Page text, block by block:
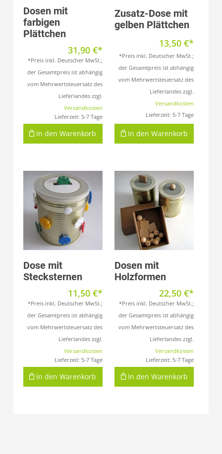
Produkt anzeigen
Dosen mit
farbigen
Plättchen
In den Warenkorb
31,90 €
*Preis inkl. Deutscher MwSt.;
der Gesamtpreis ist abhängig
vom Mehrwertsteuersatz des
Lieferlandes zzgl.
Versandkosten
Lieferzeit: 5-7 Tage
Zusatz-Dose mit
gelben Plättchen
In den Warenkorb
13,50 €
*Preis inkl. Deutscher MwSt.;
der Gesamtpreis ist abhängig
vom Mehrwertsteuersatz des
Lieferlandes zzgl.
Versandkosten
Lieferzeit: 5-7 Tage
Produkt anzeigen
Dose mit
Stecksternen
In den Warenkorb
11,50 €
*Preis inkl. Deutscher MwSt.;
der Gesamtpreis ist abhängig
vom Mehrwertsteuersatz des
Lieferlandes zzgl.
Versandkosten
Lieferzeit: 5-7 Tage
Produkt anzeigen
Dosen mit
Holzformen
In den Warenkorb
22,50 €
*Preis inkl. Deutscher MwSt.;
der Gesamtpreis ist abhängig
vom Mehrwertsteuersatz des
Lieferlandes zzgl.
Versandkosten
Lieferzeit: 5-7 Tage